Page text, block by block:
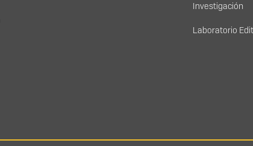
Investigación
Laboratorio